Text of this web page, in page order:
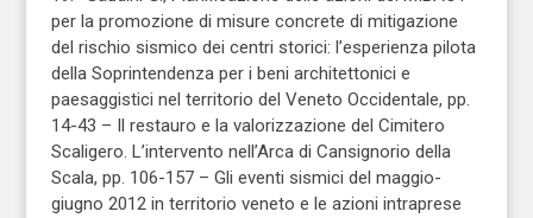
per la promozione di misure concrete di mitigazione
del rischio sismico dei centri storici: l’esperienza pilota
della Soprintendenza per i beni architettonici e
paesaggistici nel territorio del Veneto Occidentale, pp.
14-43 – Il restauro e la valorizzazione del Cimitero
Scaligero. L’intervento nell’Arca di Cansignorio della
Scala, pp. 106-157 – Gli eventi sismici del maggio-
giugno 2012 in territorio veneto e le azioni intraprese